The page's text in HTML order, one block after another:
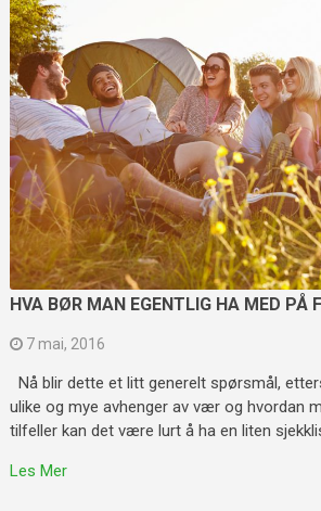
HVA BØR MAN EGENTLIG HA MED PÅ
7 mai, 2016
Nå blir dette et litt generelt spørsmål,
ulike og mye avhenger av vær og hvordan
tilfeller kan det være lurt å ha en liten
Les Mer